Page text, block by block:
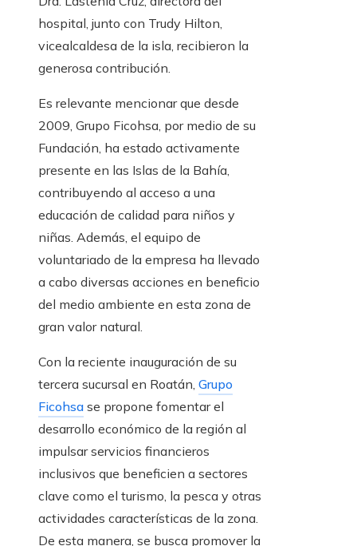
hospital, junto con Trudy Hilton,
vicealcaldesa de la isla, recibieron la
generosa contribución.
Es relevante mencionar que desde
2009, Grupo Ficohsa, por medio de su
Fundación, ha estado activamente
presente en las Islas de la Bahía,
contribuyendo al acceso a una
educación de calidad para niños y
niñas. Además, el equipo de
voluntariado de la empresa ha llevado
a cabo diversas acciones en beneficio
del medio ambiente en esta zona de
gran valor natural.
Con la reciente inauguración de su
tercera sucursal en Roatán, Grupo
Ficohsa se propone fomentar el
desarrollo económico de la región al
impulsar servicios financieros
inclusivos que beneficien a sectores
clave como el turismo, la pesca y otras
actividades características de la zona.
De esta manera, se busca promover la